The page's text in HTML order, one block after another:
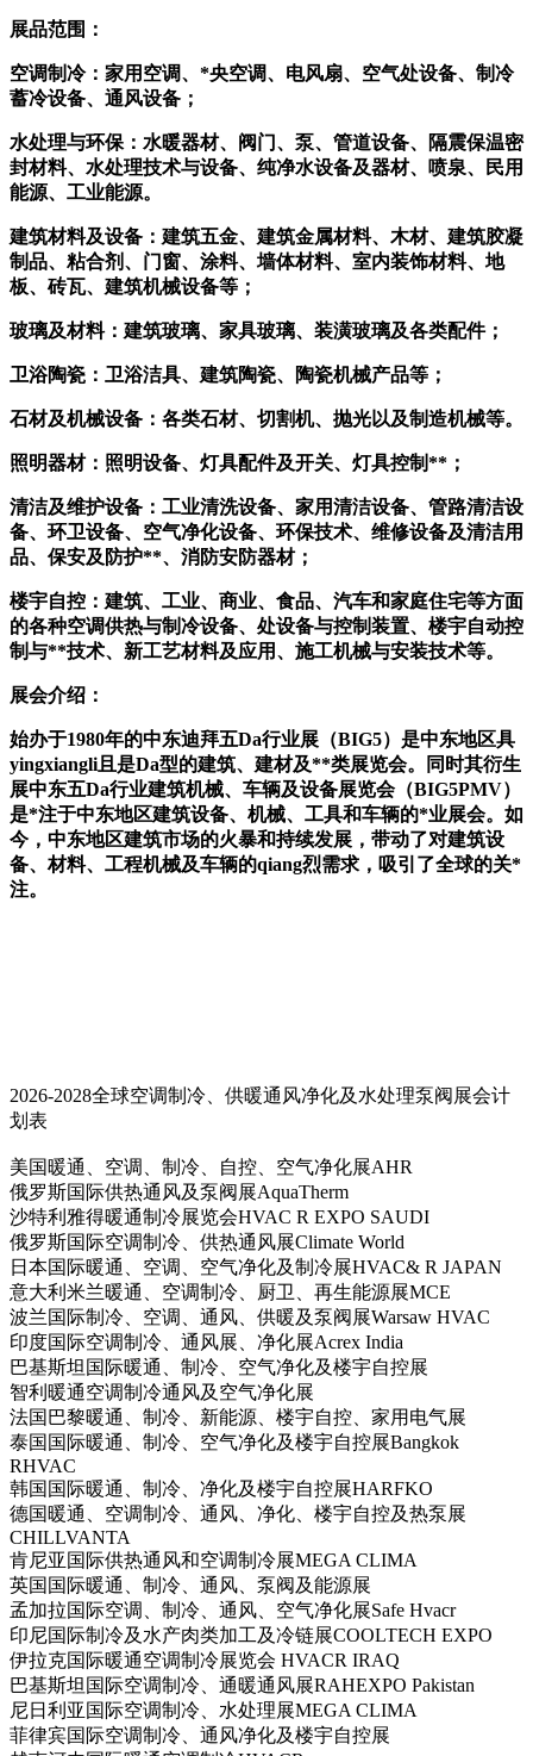
展品范围：
空调制冷：家用空调、 *央空调、电风扇、空气处设备、制冷
蓄冷设备、通风设备；
水处理与环保：水暖器材、阀门、泵、管道设备、隔震保温密
封材料、水处理技术与设备、纯净水设备及器材、喷泉、民用
能源、工业能源。
建筑材料及设备：建筑五金、建筑金属材料、木材、建筑胶凝
制品、粘合剂、门窗、涂料、墙体材料、室内装饰材料、地
板、砖瓦、建筑机械设备等；
玻璃及材料：建筑玻璃、家具玻璃、装潢玻璃及各类配件；
卫浴陶瓷：卫浴洁具、建筑陶瓷、陶瓷机械产品等；
石材及机械设备：各类石材、切割机、抛光以及制造机械等。
照明器材：照明设备、灯具配件及开关、灯具控制**；
清洁及维护设备：工业清洗设备、家用清洁设备、管路清洁设
备、环卫设备、空气净化设备、环保技术、维修设备及清洁用
品、保安及防护**、消防安防器材；
楼宇自控：建筑、工业、商业、食品、汽车和家庭住宅等方面
的各种空调供热与制冷设备、处设备与控制装置、楼宇自动控
制与**技术、新工艺材料及应用、施工机械与安装技术等。
展会介绍：
始办于1980年的中东迪拜五Da行业展（BIG5）是中东地区具
yingxiangli且是Da型的建筑、建材及**类展览会。同时其衍生
展中东五Da行业建筑机械、车辆及设备展览会（BIG5PMV）
是*注于中东地区建筑设备、机械、工具和车辆的*业展会。如
今，中东地区建筑市场的火暴和持续发展，带动了对建筑设
备、材料、工程机械及车辆的qiang烈需求，吸引了全球的关*
注。
2026-2028全球空调制冷、供暖通风净化及水处理泵阀展会计
划表
美国暖通、空调、制冷、自控、空气净化展AHR
俄罗斯国际供热通风及泵阀展AquaTherm
沙特利雅得暖通制冷展览会HVAC R EXPO SAUDI
俄罗斯国际空调制冷、供热通风展Climate World
日本国际暖通、空调、空气净化及制冷展HVAC& R JAPAN
意大利米兰暖通、空调制冷、厨卫、再生能源展MCE
波兰国际制冷、空调、通风、供暖及泵阀展Warsaw HVAC
印度国际空调制冷、通风展、净化展Acrex India
巴基斯坦国际暖通、制冷、空气净化及楼宇自控展
智利暖通空调制冷通风及空气净化展
法国巴黎暖通、制冷、新能源、楼宇自控、家用电气展
泰国国际暖通、制冷、空气净化及楼宇自控展Bangkok
RHVAC
韩国国际暖通、制冷、净化及楼宇自控展HARFKO
德国暖通、空调制冷、通风、净化、楼宇自控及热泵展
CHILLVANTA
肯尼亚国际供热通风和空调制冷展MEGA CLIMA
英国国际暖通、制冷、通风、泵阀及能源展
孟加拉国际空调、制冷、通风、空气净化展Safe Hvacr
印尼国际制冷及水产肉类加工及冷链展COOLTECH EXPO
伊拉克国际暖通空调制冷展览会 HVACR IRAQ
巴基斯坦国际空调制冷、通暖通风展RAHEXPO Pakistan
尼日利亚国际空调制冷、水处理展MEGA CLIMA
菲律宾国际空调制冷、通风净化及楼宇自控展